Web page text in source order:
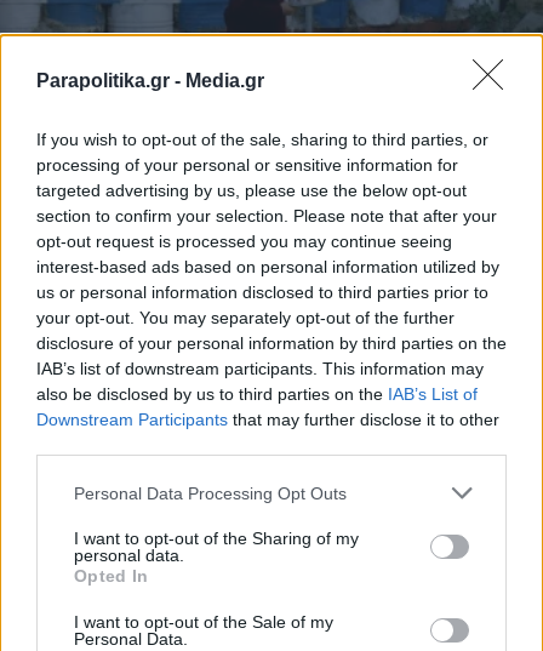
Parapolitika.gr - Media.gr
If you wish to opt-out of the sale, sharing to third parties, or
processing of your personal or sensitive information for
targeted advertising by us, please use the below opt-out
section to confirm your selection. Please note that after your
opt-out request is processed you may continue seeing
interest-based ads based on personal information utilized by
us or personal information disclosed to third parties prior to
your opt-out. You may separately opt-out of the further
disclosure of your personal information by third parties on the
IAB’s list of downstream participants. This information may
also be disclosed by us to third parties on the IAB’s List of
Downstream Participants that may further disclose it to other
Personal Data Processing Opt Outs
I want to opt-out of the Sharing of my
personal data.
Opted In
I want to opt-out of the Sale of my
Personal Data.
02.08.2021 11:15
ΖΕΖΑ ΖΗΚΟΥ
Το Κυπριακό δεν λύνεται... Τώρα το
«Σχέδιο Taksim» υλοποιείται
26.07.2021 11:51
Εγγραφή στο newsletter
Αποδέχομαι τους
και την πολιτική απορρήτου